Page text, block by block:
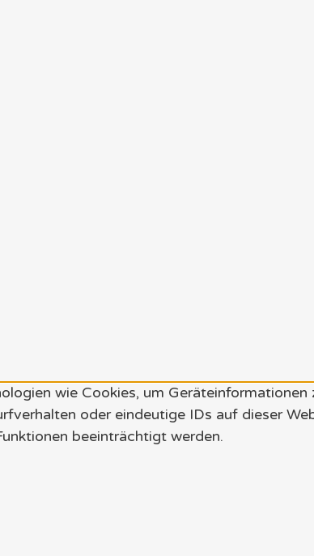
wie Cookies, um
oder eindeutige IDs auf dieser
beeinträchtigt werden.